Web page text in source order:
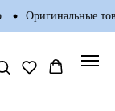
Оригинальные